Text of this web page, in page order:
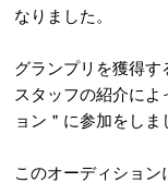
なりました。
グランプリを獲得
スタッフの紹介に
ョン＂に参加をしま
このオーディショ